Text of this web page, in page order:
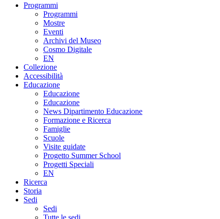
Programmi
Programmi
Mostre
Eventi
Archivi del Museo
Cosmo Digitale
EN
Collezione
Accessibilità
Educazione
Educazione
Educazione
News Dipartimento Educazione
Formazione e Ricerca
Famiglie
Scuole
Visite guidate
Progetto Summer School
Progetti Speciali
EN
Ricerca
Storia
Sedi
Sedi
Tutte le sedi